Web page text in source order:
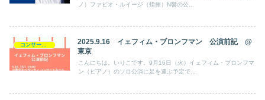
ノ）ファビオ・ルイージ（指揮）N響の公...
コンサート日記
2025.9.16 イェフィム・ブロンフマン 公演前記 @
東京
こんにちは。いりこです。9月16日（火）イェフィム・ブロンフマ
ン（ピアノ）のソロ公演に足を運ぶ予定で...